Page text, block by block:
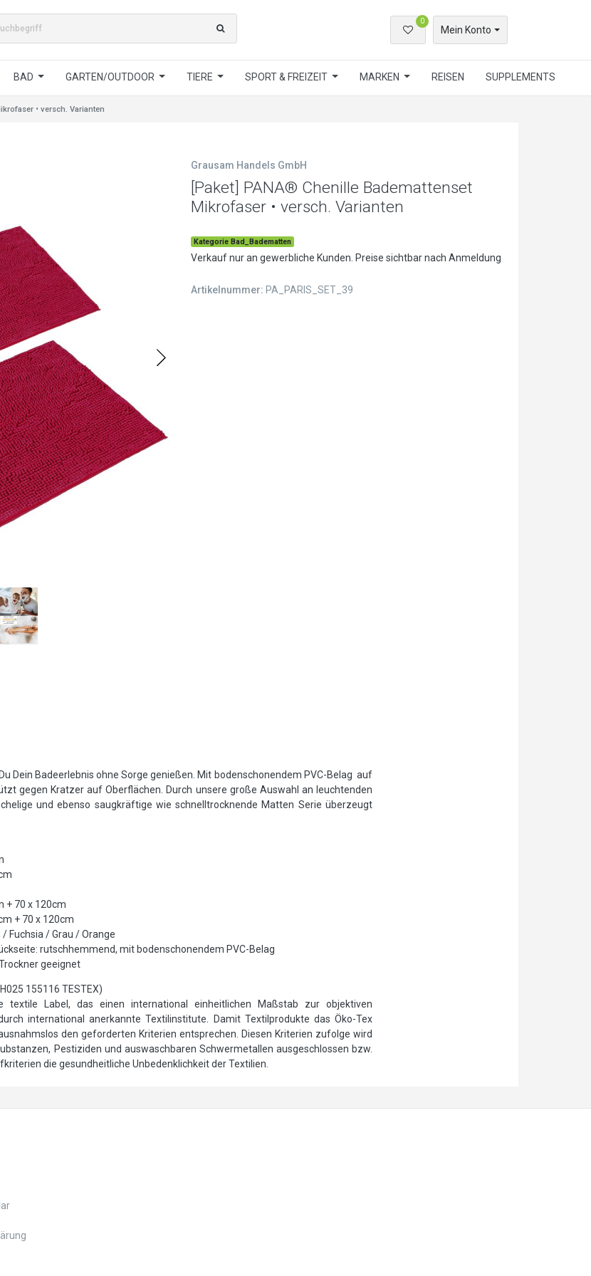
0
Mein Konto
BAD GARTEN/OUTDOOR TIERE SPORT & FREIZEIT MARKEN REISEN SUPPLEMENTS
• versch. Varianten
Grausam Handels GmbH
[Paket] PANA® Chenille Bademattenset
Mikrofaser • versch. Varianten
Kategorie Bad_Badematten
Verkauf nur an gewerbliche Kunden. Preise sichtbar nach Anmeldung
Artikelnummer: PA_PARIS_SET_39
Dein Badeerlebnis ohne Sorge genießen. Mit bodenschonendem PVC-Belag auf
gegen Kratzer auf Oberflächen. Durch unsere große Auswahl an leuchtenden
und ebenso saugkräftige wie schnelltrocknende Matten Serie überzeugt
+ 70 x 120cm
+ 70 x 120cm
Fuchsia / Grau / Orange
rutschhemmend, mit bodenschonendem PVC-Belag
geeignet
155116 TESTEX)
Label, das einen international einheitlichen Maßstab zur objektiven
international anerkannte Textilinstitute. Damit Textilprodukte das Öko-Tex
den geforderten Kriterien entsprechen. Diesen Kriterien zufolge wird
Pestiziden und auswaschbaren Schwermetallen ausgeschlossen bzw.
die gesundheitliche Unbedenklichkeit der Textilien.